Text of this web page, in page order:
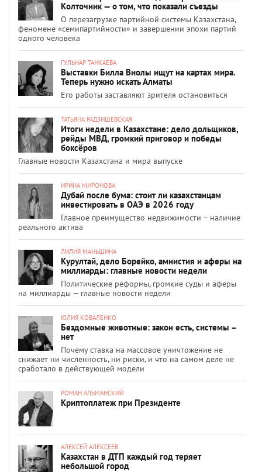
Колточник — о том, что показали съезды
О перезагрузке партийной системы Казахстана,
феномене «семипартийности» и завершении эпохи партий
одного человека
ГУЛЬНАР ТАНКАЕВА
Выставки Билла Виолы ищут на картах мира.
Теперь нужно искать Алматы
Его работы заставляют зрителя остановиться
ТАТЬЯНА РАДЗИШЕВСКАЯ
Итоги недели в Казахстане: дело дольщиков,
рейды МВД, громкий приговор и победы
боксёров
Главные новости Казахстана и мира выпуске
ИРИНА МИРОНОВА
Дубай после бума: стоит ли казахстанцам
инвестировать в ОАЭ в 2026 году
Главное преимущество недвижимости – наличие
реального актива
ЛИЛИЯ МАНЬШИНА
Курултай, дело Борейко, амнистия и аферы на
миллиарды: главные новости недели
Политические реформы, громкие суды и аферы
на миллиарды — главные новости недели
ЮЛИЯ КОВАЛЕНКО
Бездомные животные: закон есть, системы –
нет
Почему ставка на массовое уничтожение не
снижает ни численность, ни риски, и что на самом деле не
сработало в действующей модели
РОМАН АЛЬМАНСКИЙ
Криптоплатеж при Президенте
АЛЕКСЕЙ АЛЕКСЕЕВ
Казахстан в ДТП каждый год теряет
небольшой город